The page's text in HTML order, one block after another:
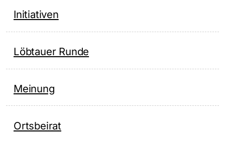
Initiativen
Löbtauer Runde
Meinung
Ortsbeirat